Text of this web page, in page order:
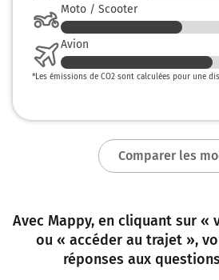
Moto / Scooter
Avion
*Les émissions de CO2 sont calculées pour une
Comparer les
Avec Mappy, en cliquant sur «
ou « accéder au trajet »,
réponses aux